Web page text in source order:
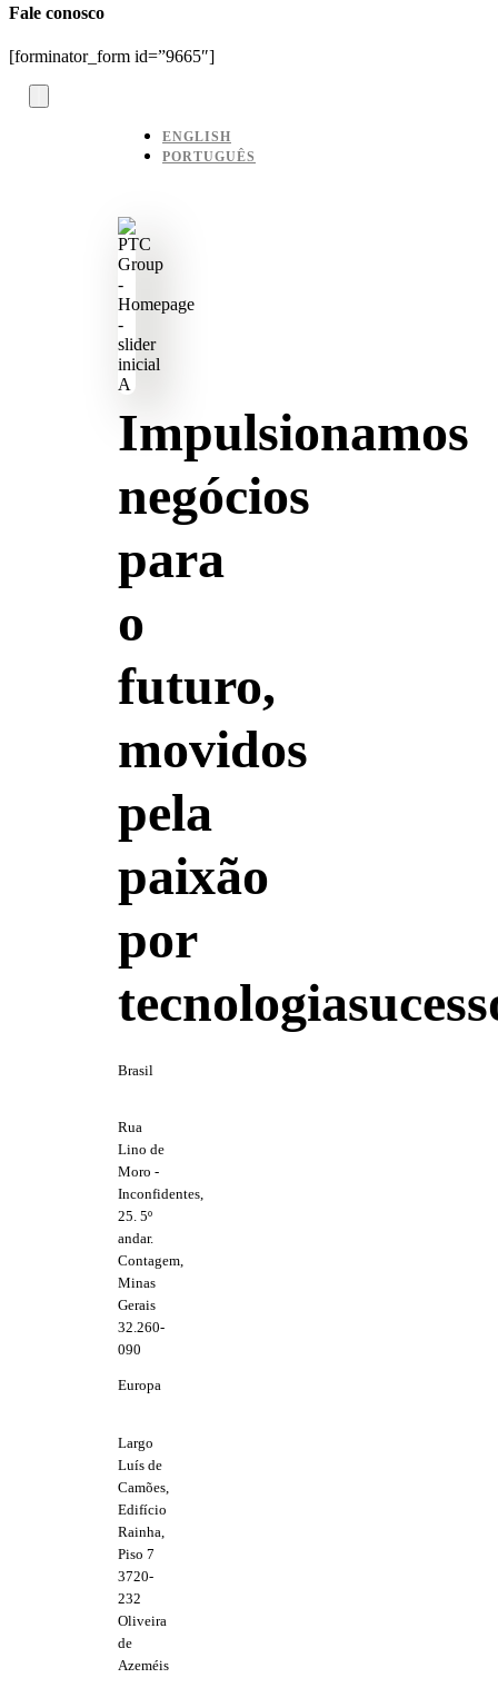
Fale conosco
[forminator_form id=”9665″]
ENGLISH
PORTUGUÊS
Impulsionamos
negócios
para
o
futuro,
movidos
pela
paixão
por
tecnologia
Brasil
Rua
Lino de
Moro -
Inconfidentes,
25. 5º
andar.
Contagem,
Minas
Gerais
32.260-
090
Europa
Largo
Luís de
Camões,
Edifício
Rainha,
Piso 7
3720-
232
Oliveira
de
Azeméis